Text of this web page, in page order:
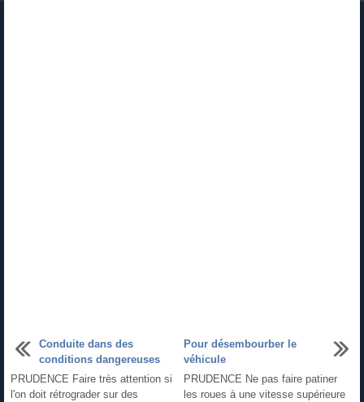
Conduite dans des
conditions dangereuses
PRUDENCE Faire très attention si
l'on doit rétrograder sur des
Pour désembourber le
véhicule
PRUDENCE Ne pas faire patiner
les roues à une vitesse supérieure